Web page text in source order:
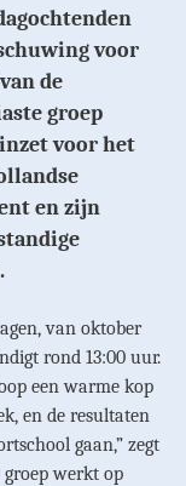
voor
de
groep
voor het
en zijn
van oktober
rond 13:00 uur.
een warme kop
en de resultaten
gaan,” zegt
groep werkt op